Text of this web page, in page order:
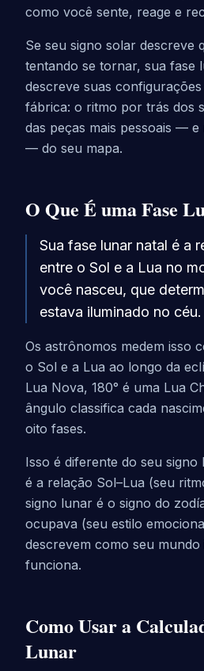
como você sente, reage e
Se seu signo solar descreve
tentando se tornar, sua fase
descreve suas
fábrica: o ritmo por trás dos
das peças mais pessoais — e
— do seu mapa.
O Que É uma Fase
Sua fase lunar natal é a
entre o Sol e a Lua no
você nasceu, que
estava iluminado no céu.
Os astrônomos medem isso
o Sol e a Lua ao longo da
Lua Nova, 180° é uma Lua
ângulo classifica cada
oito fases.
Isso é diferente do seu
é a relação Sol–Lua (seu
signo lunar é o signo do
ocupava (seu estilo
descrevem como seu
funciona.
Como Usar a
Lunar